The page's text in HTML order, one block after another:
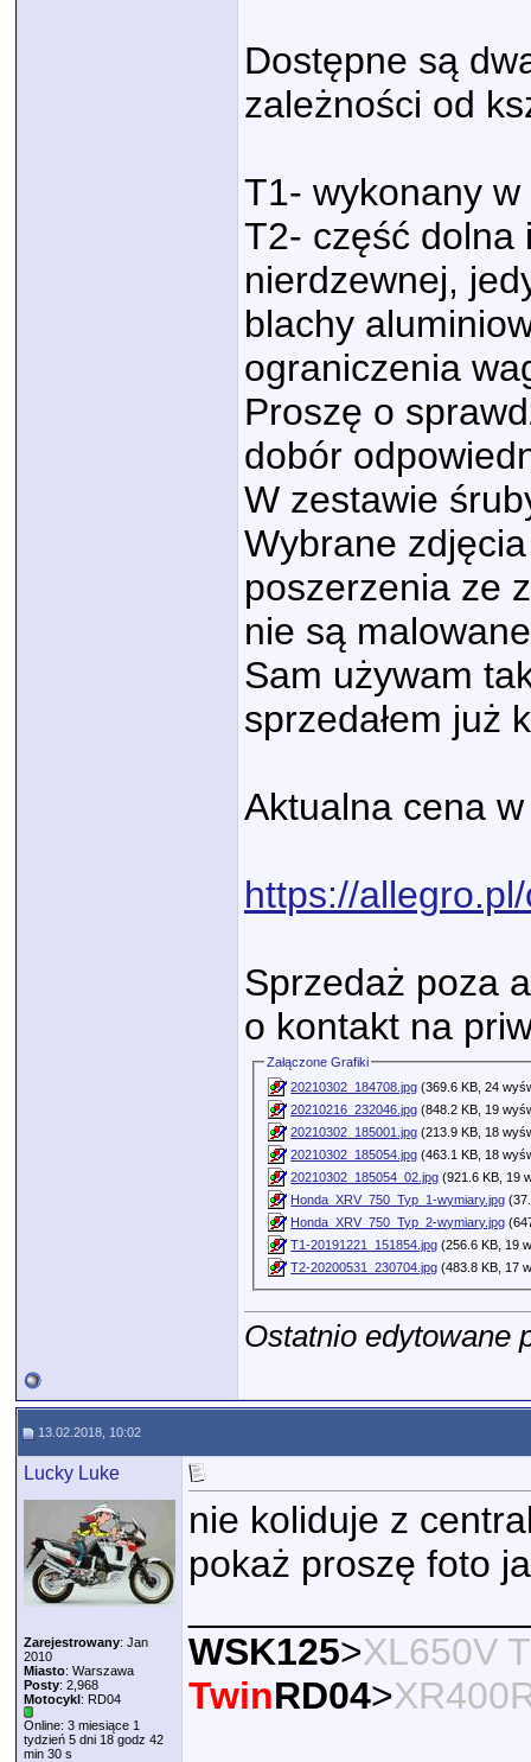
Dostępne są
zależności od
T1- wykonany w
T2- część dolna
nierdzewnej,
blachy
ograniczenia
Proszę o
dobór
W zestawie
Wybrane
poszerzenia ze
nie są
Sam używam
sprzedałem już
Aktualna cena
https://
Sprzedaż poza
o kontakt na
Załączone Grafiki
20210302_184708.jpg (369.6 KB, 24
20210216_232046.jpg (848.2 KB, 19
20210302_185001.jpg (213.9 KB, 18
20210302_185054.jpg (463.1 KB, 18
20210302_185054_02.jpg (921.6 KB, 19
Honda_XRV_750_Typ_1-wymiary.jpg
Honda_XRV_750_Typ_2-wymiary.jpg
T1-20191221_151854.jpg (256.6 KB, 19
T2-20200531_230704.jpg (483.8 KB, 17
Ostatnio edytowane
13.02.2018, 10:02
Lucky Luke
Zarejestrowany: Jan
2010
Miasto: Warszawa
Posty: 2,968
Motocykl: RD04
Online: 3 miesiące 1
tydzień 5 dni 18 godz 42
min 30 s
nie koliduje z
pokaż proszę foto
WSK125>XL650V
TwinRD04>